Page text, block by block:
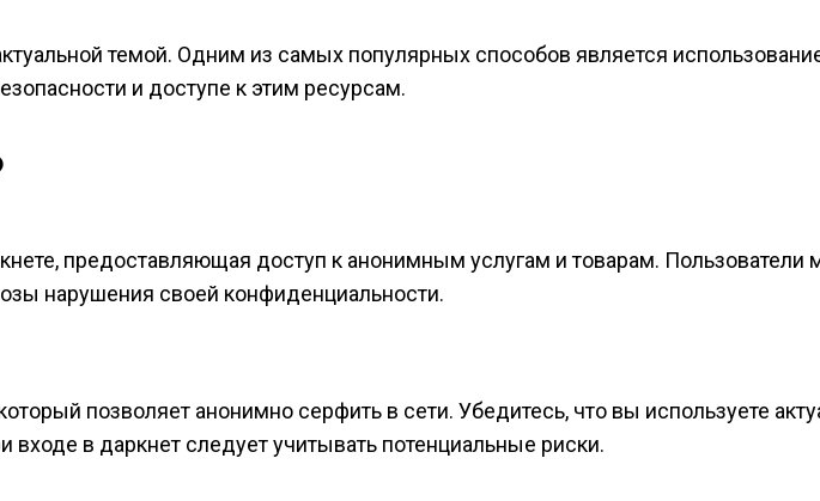
темой. Одним из самых популярных способов является
и доступе к этим ресурсам.
предоставляющая доступ к анонимным услугам и товарам. Пользователи
нарушения своей конфиденциальности.
позволяет анонимно серфить в сети. Убедитесь, что вы используете
входе в даркнет следует учитывать потенциальные риски.